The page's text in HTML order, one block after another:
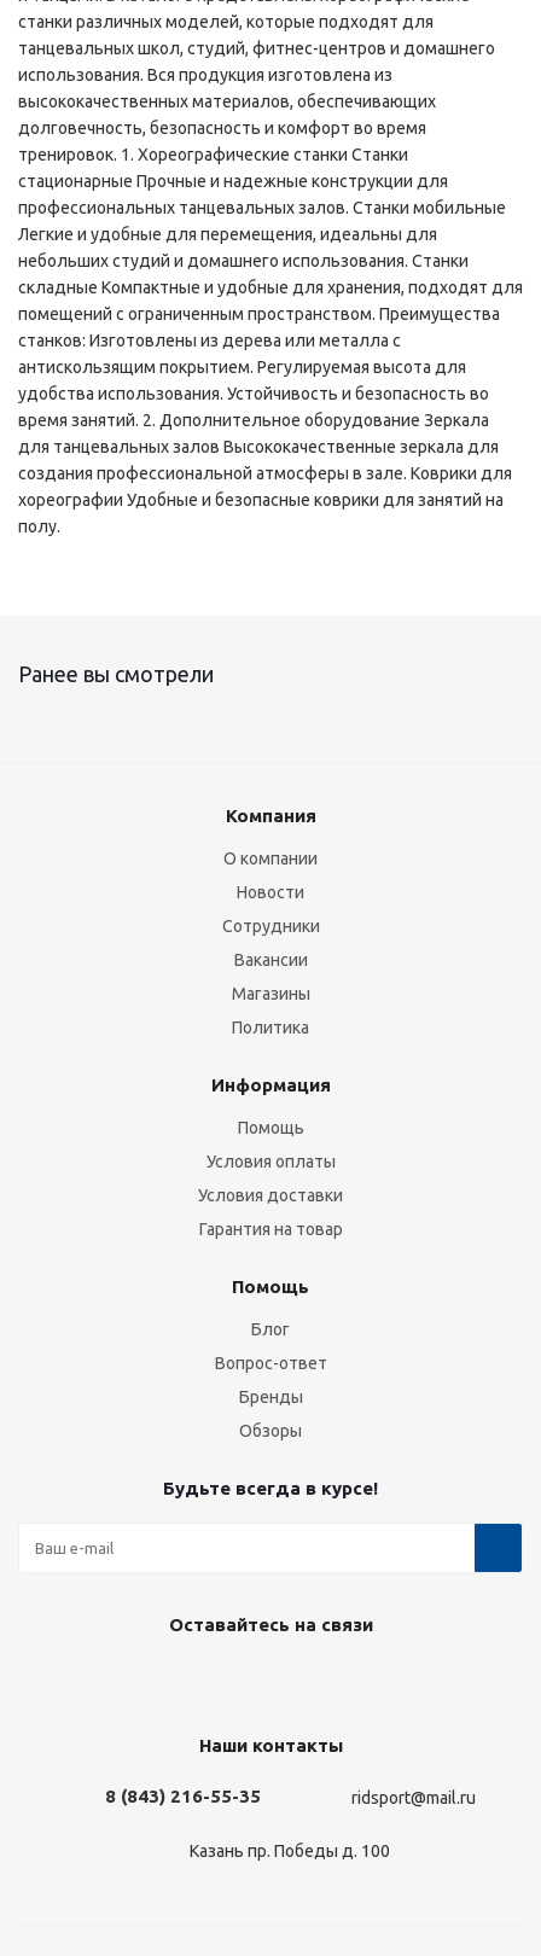
станки различных моделей, которые подходят для
танцевальных школ, студий, фитнес-центров и домашнего
использования. Вся продукция изготовлена из
высококачественных материалов, обеспечивающих
долговечность, безопасность и комфорт во время
тренировок. 1. Хореографические станки Станки
стационарные Прочные и надежные конструкции для
профессиональных танцевальных залов. Станки мобильные
Легкие и удобные для перемещения, идеальны для
небольших студий и домашнего использования. Станки
складные Компактные и удобные для хранения, подходят для
помещений с ограниченным пространством. Преимущества
станков: Изготовлены из дерева или металла с
антискользящим покрытием. Регулируемая высота для
удобства использования. Устойчивость и безопасность во
время занятий. 2. Дополнительное оборудование Зеркала
для танцевальных залов Высококачественные зеркала для
создания профессиональной атмосферы в зале. Коврики для
хореографии Удобные и безопасные коврики для занятий на
полу.
Ранее вы смотрели
Компания
О компании
Новости
Сотрудники
Вакансии
Магазины
Политика
Информация
Помощь
Условия оплаты
Условия доставки
Гарантия на товар
Помощь
Блог
Вопрос-ответ
Бренды
Обзоры
Будьте всегда в курсе!
Оставайтесь на связи
Наши контакты
8 (843) 216-55-35 ridsport@mail.ru
Казань пр. Победы д. 100